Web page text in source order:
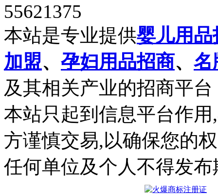
55621375
本站是专业提供婴儿用品
加盟、 孕妇用品招商、 名
及其相关产业的招商平台
本站只起到信息平台作
方谨慎交易,以确保您的
任何单位及个人不得发